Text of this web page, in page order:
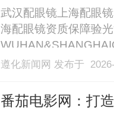
武汉配眼镜上海配眼
海配眼镜资质保障验
业验光配镜的写字楼
40%-60%优惠，兼顾
遵化新闻网 发布于
番茄电影网：打